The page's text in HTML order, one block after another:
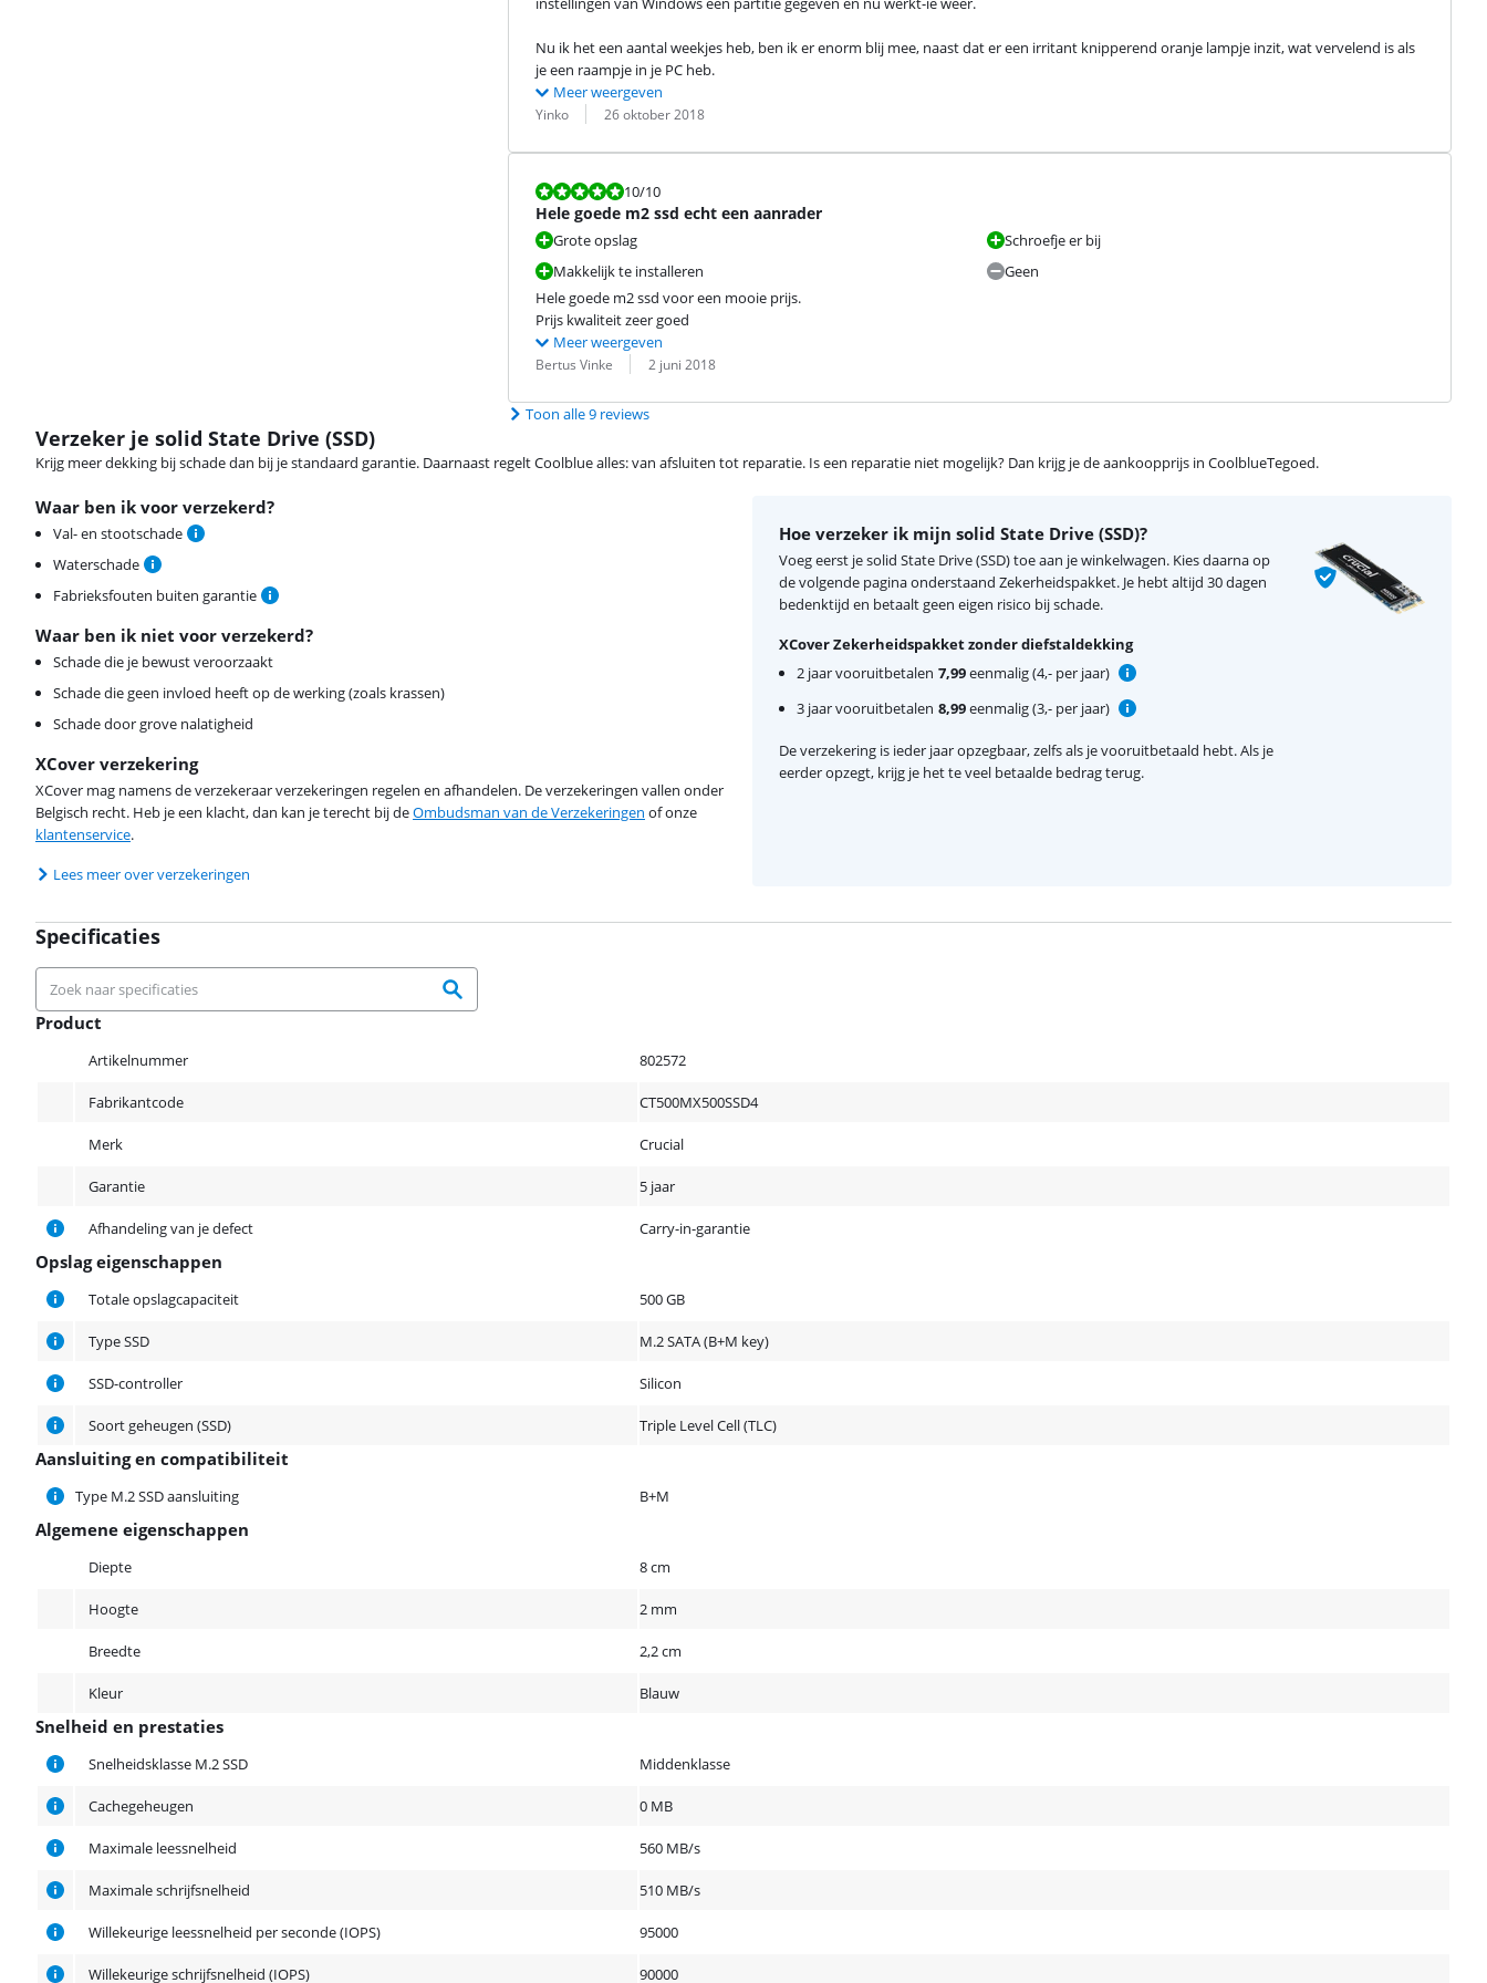
Nu ik het een aantal weekjes heb, ben ik er enorm blij mee, naast dat er een irritant knipperend oranje lampje inzit, wat vervelend is als
je een raampje in je PC heb.
Meer weergeven
Beoordeling door:
Yinko
Datum: 26 oktober 2018
Beoordeling is 10 van de 10.
10/10
Hele goede m2 ssd echt een aanrader
Grote opslag
Makkelijk te installeren
Schroefje er bij
Geen
Hele goede m2 ssd voor een mooie prijs.
Prijs kwaliteit zeer goed
Meer weergeven
Beoordeling door:
Bertus Vinke
Datum: 2 juni 2018
Toon alle 9 reviews
Verzeker je solid State Drive (SSD)
Krijg meer dekking bij schade dan bij je standaard garantie. Daarnaast regelt Coolblue alles: van afsluiten tot reparatie. Is een reparatie niet mogelijk? Dan krijg je de aankoopprijs in CoolblueTegoed.
Waar ben ik voor verzekerd?
Val- en stootschade
Waterschade
Fabrieksfouten buiten garantie
Waar ben ik niet voor verzekerd?
Schade die je bewust veroorzaakt
Schade die geen invloed heeft op de werking (zoals krassen)
Schade door grove nalatigheid
XCover verzekering
XCover mag namens de verzekeraar verzekeringen regelen en afhandelen. De verzekeringen vallen onder
Belgisch recht. Heb je een klacht, dan kan je terecht bij deOmbudsman van de Verzekeringen of onze
klantenservice.
Lees meer over verzekeringen
Hoe verzeker ik mijn solid State Drive (SSD)?
Voeg eerst je solid State Drive (SSD) toe aan je winkelwagen. Kies daarna op
de volgende pagina onderstaand Zekerheidspakket. Je hebt altijd 30 dagen
bedenktijd en betaalt geen eigen risico bij schade.
XCover Zekerheidspakket zonder diefstaldekking
2 jaar vooruitbetalen 7,99eenmalig (4,- per jaar)
3 jaar vooruitbetalen 8,99eenmalig (3,- per jaar)
De verzekering is ieder jaar opzegbaar, zelfs als je vooruitbetaald hebt. Als je
eerder opzegt, krijg je het te veel betaalde bedrag terug.
Specificaties
Product
Artikelnummer 802572
Fabrikantcode CT500MX500SSD4
Merk Crucial
Garantie 5 jaar
Afhandeling van je defect Carry-in-garantie
Opslag eigenschappen
Opslag eigenschappen
Totale opslagcapaciteit 500 GB
Type SSD M.2 SATA (B+M key)
SSD-controller Silicon
Soort geheugen (SSD) Triple Level Cell (TLC)
Aansluiting en compatibiliteit
Aansluiting en compatibiliteit
Type M.2 SSD aansluiting B+M
Algemene eigenschappen
Diepte 8 cm
Hoogte 2 mm
Breedte 2,2 cm
Kleur Blauw
Snelheid en prestaties
Snelheid en prestaties
Snelheidsklasse M.2 SSD Middenklasse
Cachegeheugen 0 MB
Maximale leessnelheid 560 MB/s
Maximale schrijfsnelheid 510 MB/s
Willekeurige leessnelheid per seconde (IOPS) 95000
Willekeurige schrijfsnelheid (IOPS) 90000